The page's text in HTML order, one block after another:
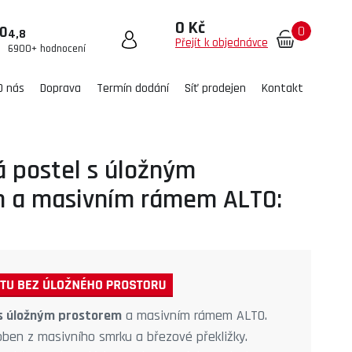
4,8
6900+ hodnocení
0 Kč
Přejít k objednávce
0
nás Doprava Termín dodání Síť prodejen Kontakt
postel s úložným
masivním rámem ALTO:
úložným prostorem a masivním rámem ALTO.
z masivního smrku a březové překližky.